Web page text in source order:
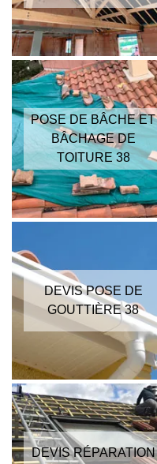
POSE DE BÂCHE ET
BÂCHAGE DE
TOITURE 38
DEVIS POSE DE
GOUTTIÈRE 38
DEVIS RÉPARATION